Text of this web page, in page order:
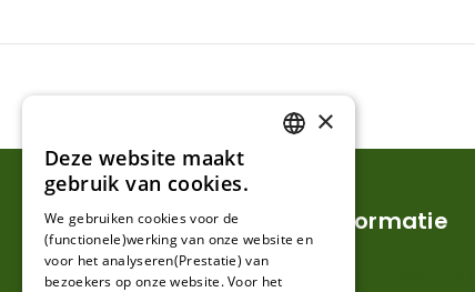
Klantenservice
Mijn account
Informatie
GERMAN
×
Deze website maakt
gebruik van cookies.
We gebruiken cookies voor de
(functionele)werking van onze website en
voor het analyseren(Prestatie) van
bezoekers op onze website. Voor het